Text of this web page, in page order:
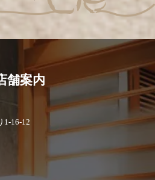
舗案内
1-16-12